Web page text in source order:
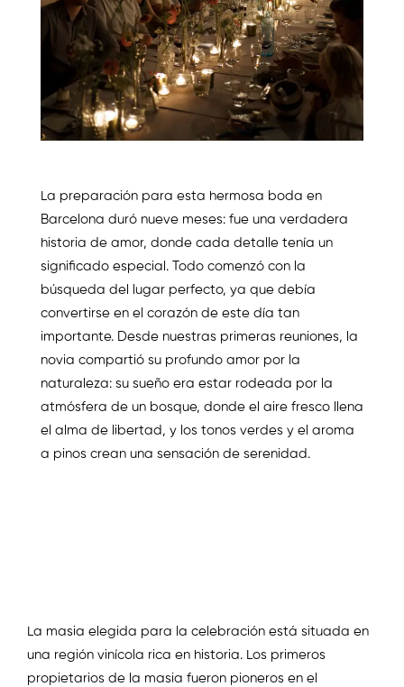
La preparación para esta hermosa boda en
Barcelona duró nueve meses: fue una verdadera
historia de amor, donde cada detalle tenía un
significado especial. Todo comenzó con la
búsqueda del lugar perfecto, ya que debía
convertirse en el corazón de este día tan
importante. Desde nuestras primeras reuniones, la
novia compartió su profundo amor por la
naturaleza: su sueño era estar rodeada por la
atmósfera de un bosque, donde el aire fresco llena
el alma de libertad, y los tonos verdes y el aroma
a pinos crean una sensación de serenidad.
La masia elegida para la celebración está situada en
una región vinícola rica en historia. Los primeros
propietarios de la masia fueron pioneros en el